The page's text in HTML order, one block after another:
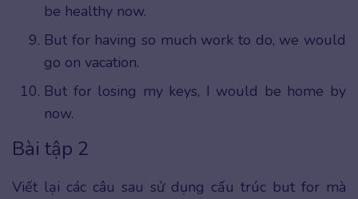
be healthy now.
But for having so much work to do, we would
go on vacation.
But for losing my keys, I would be home by
now.
Bài tập 2
Viết lại các câu sau sử dụng cấu trúc but for mà